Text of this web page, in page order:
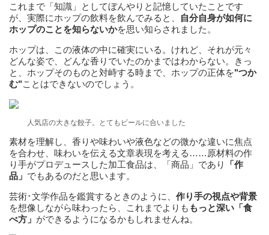
これまで「知識」としてぼんやりと記憶していたことです
が、実際にホップの飲料を飲んでみると、
自分自身が如何に
ホップのことを知らないかを思い知らされました。
ホップは、この液体の中に確実にいる。けれど、それが元々
どんな姿で、どんな香りでいたのかまではわからない。きっ
と、ホップそのものと対峙する時まで、ホップの正体を"つか
む"ことはできないのでしょう。
人気店の大きな餃子。とてもビールに合いました
素材を理解し、香りや味わいや液色などの微かな違いに焦点
を合わせ、味わいを伝える文章表現を考える……原材料の作
り手がプロデュースした加工食品は、「商品」であり
「作
品」 でもあるのだと思います。
芸術･文学作品を鑑賞するときのように、 作り手の視点や背景
を想像しながら味わったら、これまでよりも もっと深い「食
べ方」 ができるようになるかもしれませんね。